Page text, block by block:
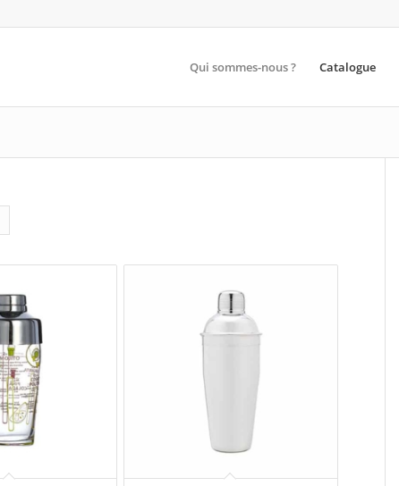
Qui sommes-nous ? Catalogue